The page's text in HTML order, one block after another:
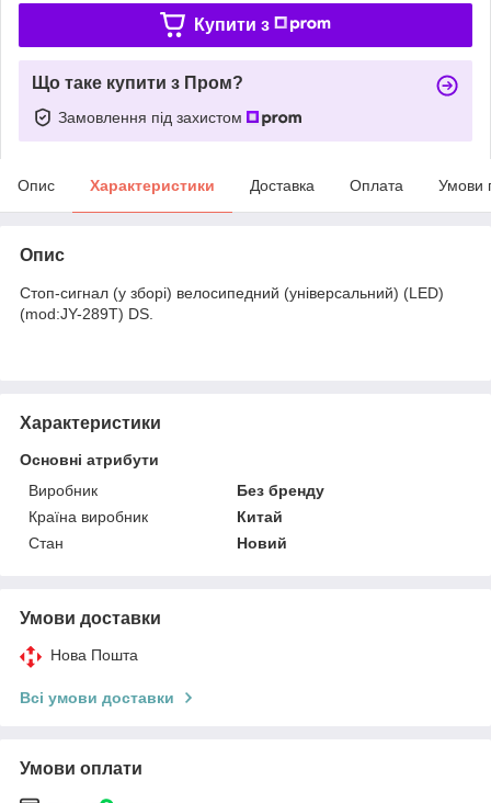
Купити з
Що таке купити з Пром?
Замовлення під захистом
Опис Характеристики Доставка Оплата Умови
Опис
Стоп-сигнал (у зборі) велосипедний (універсальний) (LED)
(mod:JY-289T) DS.
Характеристики
Основні атрибути
Виробник
Без бренду
Країна виробник
Китай
Стан
Новий
Умови доставки
Нова Пошта
Всі умови доставки
Умови оплати